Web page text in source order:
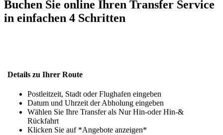
Buchen Sie online Ihren Transfer Service
in einfachen 4 Schritten
Details zu Ihrer Route
Postleitzeit, Stadt oder Flughafen eingeben
Datum und Uhrzeit der Abholung eingeben
Wählen Sie Ihre Transfer als Nur Hin-oder Hin-&
Rückfahrt
Klicken Sie auf *Angebote anzeigen*